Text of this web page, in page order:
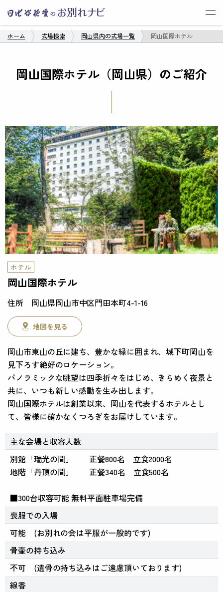
ホーム 式場検索 岡山県内の式場一覧 岡山国際ホテル
岡山国際ホテル（岡山県）のご紹介
ホテル
岡山国際ホテル
岡山県岡山市中区門田本町4-1-16
地図を見る
岡山市東山の丘に建ち、豊かな緑に囲まれ、城下町岡山を
見下ろす絶好のロケーション。
パノラミックな眺望は四季折々をはじめ、きらめく夜景と
共に、いつも新しい感動を生み出します。
岡山国際ホテルは創業以来、岡山を代表するホテルとし
て、皆様に確かなくつろぎをお届けしています。
主な会場と収容人数
別館「瑞光の間」 正餐800名 立食2000名
地階「丹頂の間」 正餐340名 立食500名
■300台収容可能 無料平面駐車場完備
喪服での入場
可能 (お別れの会は平服が一般的です)
骨壷の持ち込み
不可 (遺骨の持ち込みはご遠慮頂いております)
線香